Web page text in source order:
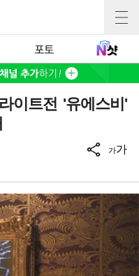
포토
이트전 '유에스비'
가가